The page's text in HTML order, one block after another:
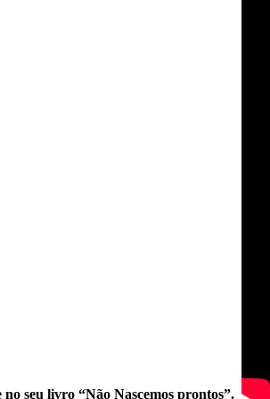
no seu livro “Não Nascemos prontos”.